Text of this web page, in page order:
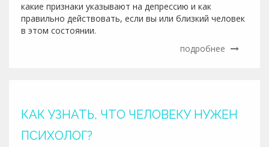
какие признаки указывают на депрессию и как
правильно действовать, если вы или близкий человек
в этом состоянии.
подробнее
КАК УЗНАТЬ, ЧТО ЧЕЛОВЕКУ НУЖЕН
ПСИХОЛОГ?